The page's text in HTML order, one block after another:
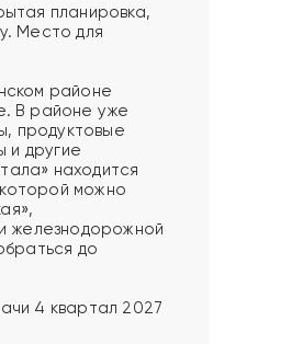
планировка,
Место для
районе
В районе уже
продуктовые
и другие
находится
можно
железнодорожной
до
4 квартал 2027